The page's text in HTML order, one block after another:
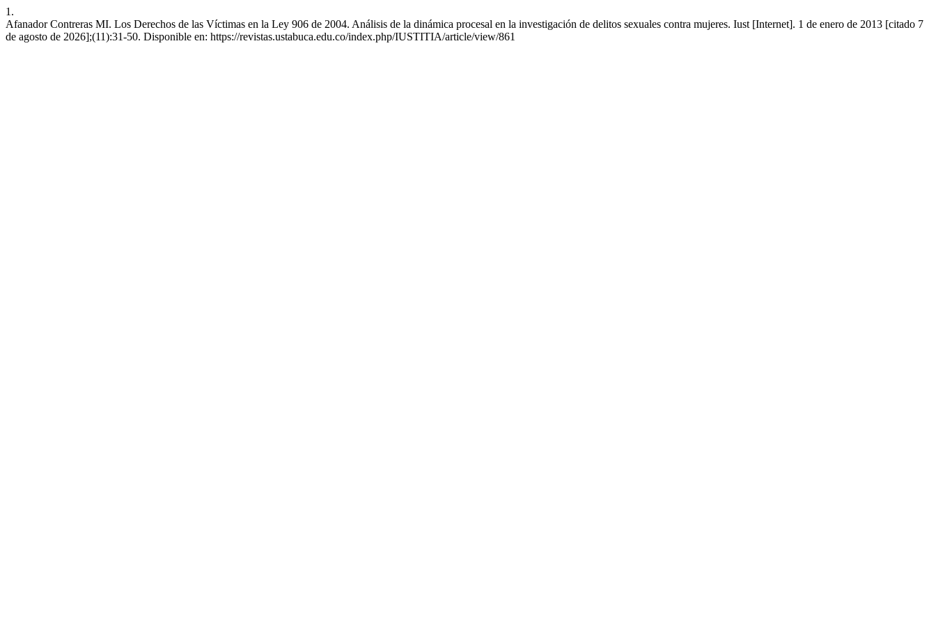
1.
Afanador Contreras MI. Los Derechos de las Víctimas en la Ley 906 de 2004. Análisis de la dinámica procesal en la investigación de delitos sexuales contra mujeres. Iust [Internet]. 1 de enero de 2013 [citado 7
de agosto de 2026];(11):31-50. Disponible en: https://revistas.ustabuca.edu.co/index.php/IUSTITIA/article/view/861